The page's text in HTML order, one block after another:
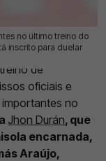
no último treino do
inscrito para duelar
de
oficiais e
no
Jhon Durán, que
encarnada,
Araújo,